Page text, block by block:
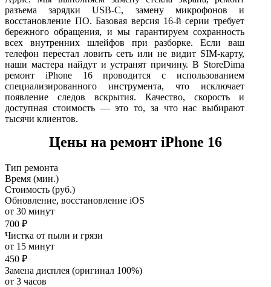
разъема зарядки USB-C, замену микрофонов и
восстановление ПО. Базовая версия 16-й серии требует
бережного обращения, и мы гарантируем сохранность
всех внутренних шлейфов при разборке. Если ваш
телефон перестал ловить сеть или не видит SIM-карту,
наши мастера найдут и устранят причину. В StoreDima
ремонт iPhone 16 проводится с использованием
специализированного инструмента, что исключает
появление следов вскрытия. Качество, скорость и
доступная стоимость — это то, за что нас выбирают
тысячи клиентов.
Цены на ремонт iPhone 16
Тип ремонта
Время (мин.)
Стоимость (руб.)
Обновление, восстановление iOS
от 30 минут
700 ₽
Чистка от пыли и грязи
от 15 минут
450 ₽
Замена дисплея (оригинал 100%)
от 3 часов